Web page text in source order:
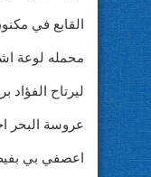
القابع في
محمله لوعة
ليرتاح الفؤاد
عروسة البحر
اعصفي بي